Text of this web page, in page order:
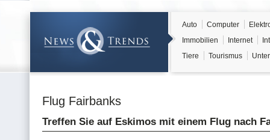
Auto Computer
Immobilien
Internet
Tiere
Tourismus
Flug Fairbanks
Treffen Sie auf Eskimos mit einem Flug nach